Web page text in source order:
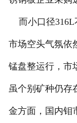
而小口径316L
市场空头气氛依
锰盘整运行，市
虽个别矿种仍存
金方面，国内钼